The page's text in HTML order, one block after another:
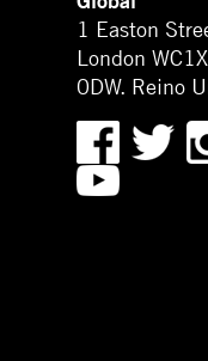
1 Easton
London WC1X
0DW. Reino